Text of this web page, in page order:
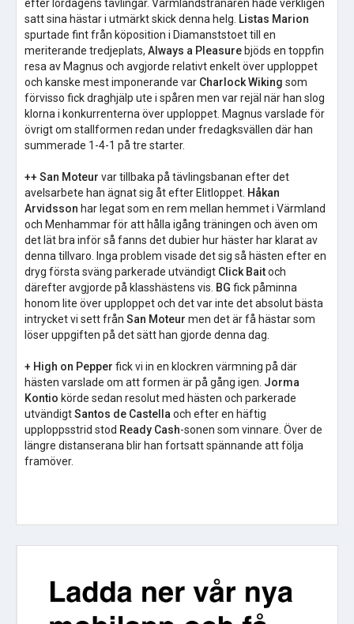
efter lördagens tävlingar. Värmlandstränaren hade verkligen
satt sina hästar i utmärkt skick denna helg. Listas Marion
spurtade fint från köposition i Diamanststoet till en
meriterande tredjeplats, Always a Pleasure bjöds en toppfin
resa av Magnus och avgjorde relativt enkelt över upploppet
och kanske mest imponerande var Charlock Wiking som
förvisso fick draghjälp ute i spåren men var rejäl när han slog
klorna i konkurrenterna över upploppet. Magnus varslade för
övrigt om stallformen redan under fredagksvällen där han
summerade 1-4-1 på tre starter.
++ San Moteur var tillbaka på tävlingsbanan efter det
avelsarbete han ägnat sig åt efter Elitloppet. Håkan
Arvidsson har legat som en rem mellan hemmet i Värmland
och Menhammar för att hålla igång träningen och även om
det lät bra inför så fanns det dubier hur häster har klarat av
denna tillvaro. Inga problem visade det sig så hästen efter en
dryg första sväng parkerade utvändigt Click Baitoch
därefter avgjorde på klasshästens vis. BG fick påminna
honom lite över upploppet och det var inte det absolut bästa
intrycket vi sett från San Moteur men det är få hästar som
löser uppgiften på det sätt han gjorde denna dag.
+ High on Pepper fick vi in en klockren värmning på där
hästen varslade om att formen är på gång igen. Jorma
Kontio körde sedan resolut med hästen och parkerade
utvändigtSantos de Castella och efter en häftig
upploppsstrid stod Ready Cash-sonen som vinnare. Över de
längre distanserana blir han fortsatt spännande att följa
framöver.